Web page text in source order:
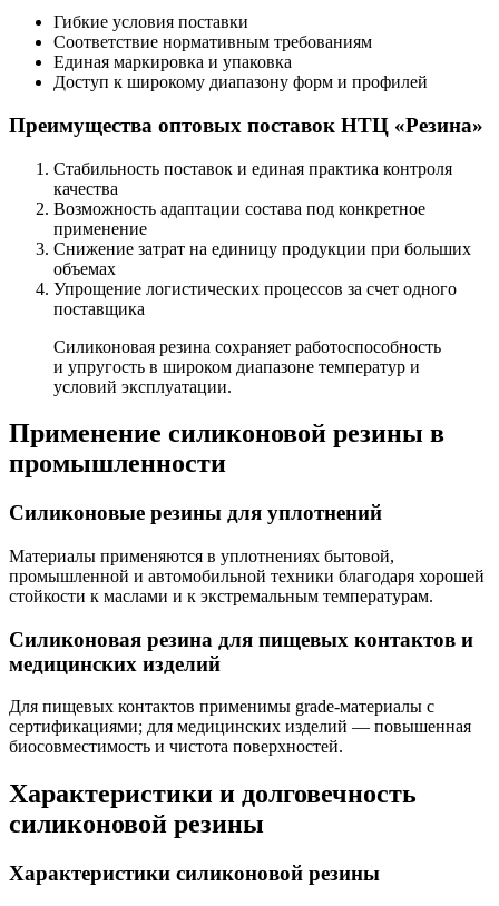
Гибкие условия поставки
Соответствие нормативным требованиям
Единая маркировка и упаковка
Доступ к широкому диапазону форм и профилей
Преимущества оптовых поставок НТЦ «Резина»
Стабильность поставок и единая практика контроля
качества
Возможность адаптации состава под конкретное
применение
Снижение затрат на единицу продукции при больших
объемах
Упрощение логистических процессов за счет одного
поставщика
Силиконовая резина сохраняет работоспособность
и упругость в широком диапазоне температур и
условий эксплуатации.
Применение силиконовой резины в
промышленности
Силиконовые резины для уплотнений
Материалы применяются в уплотнениях бытовой,
промышленной и автомобильной техники благодаря хорошей
стойкости к маслами и к экстремальным температурам.
Силиконовая резина для пищевых контактов и
медицинских изделий
Для пищевых контактов применимы grade-материалы с
сертификациями; для медицинских изделий — повышенная
биосовместимость и чистота поверхностей.
Характеристики и долговечность
силиконовой резины
Характеристики силиконовой резины